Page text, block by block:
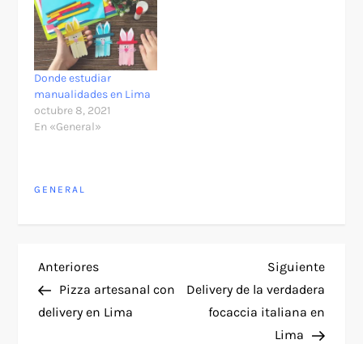
Donde estudiar
manualidades en Lima
octubre 8, 2021
En «General»
GENERAL
N
a
Entrada
anterior
Anteriores
Pizza artesanal con
delivery en Lima
Siguiente
Delivery de la verdadera
focaccia italiana en
Lima